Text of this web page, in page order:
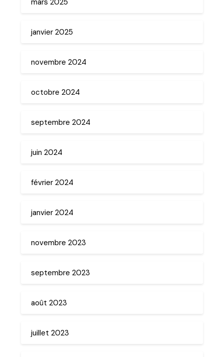
janvier 2025
novembre 2024
octobre 2024
septembre 2024
juin 2024
février 2024
janvier 2024
novembre 2023
septembre 2023
août 2023
juillet 2023